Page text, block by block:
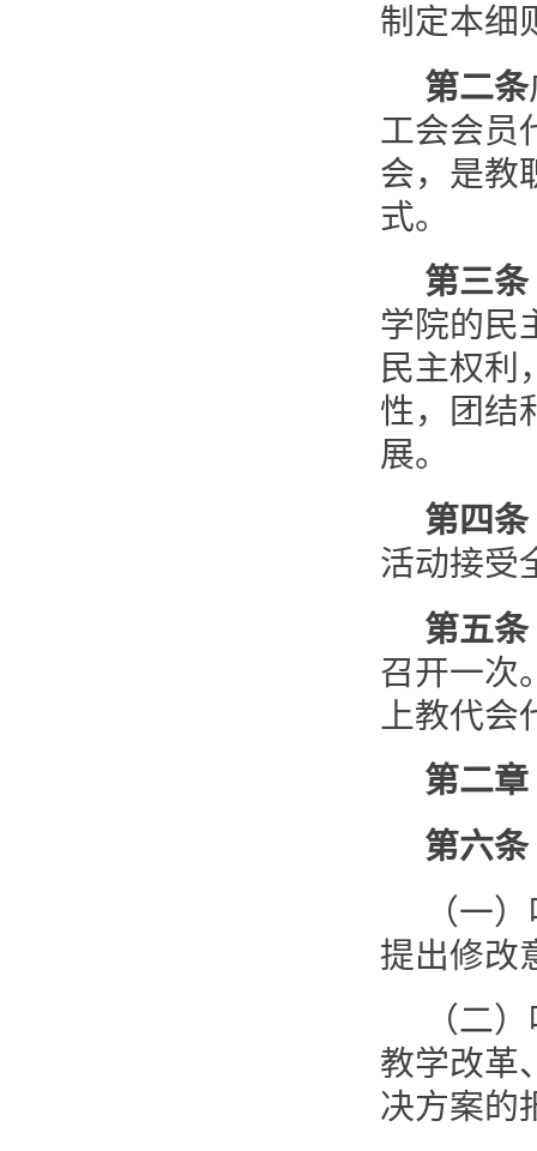
制定本细
第二条
工会会员
会，是教
式。
第三条
学院的民
民主权利
性，团结
展。
第四条
活动接受
第五条
召开一次
上教代会
第二章
第六条
（一
提出修改
（二
教学改革
决方案的